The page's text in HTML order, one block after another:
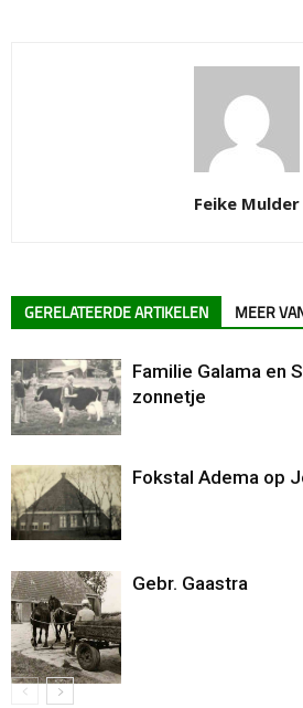
Feike Mulder
GERELATEERDE ARTIKELEN MEER
Familie Galama en
zonnetje
Fokstal Adema op
Gebr. Gaastra